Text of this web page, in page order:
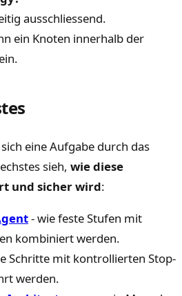
ausschliessend.
ein Knoten innerhalb der
eine Aufgabe durch das
sieh, wie diese
und sicher wird:
- wie feste Stufen mit
kombiniert werden.
Schritte mit kontrollierten Stop-
werden.